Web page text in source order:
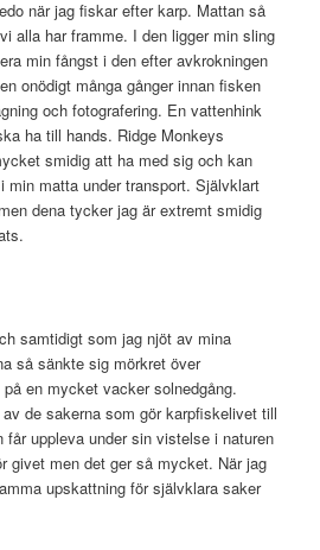
när jag fiskar efter karp. Mattan så
alla har framme. I den ligger min sling
min fångst i den efter avkrokningen
onödigt många gånger innan fisken
och fotografering. En vattenhink
ha till hands. Ridge Monkeys
smidig att ha med sig och kan
matta under transport. Självklart
dena tycker jag är extremt smidig
samtidigt som jag njöt av mina
så sänkte sig mörkret över
en mycket vacker solnedgång.
de sakerna som gör karpfiskelivet till
får uppleva under sin vistelse i naturen
givet men det ger så mycket. När jag
upskattning för självklara saker